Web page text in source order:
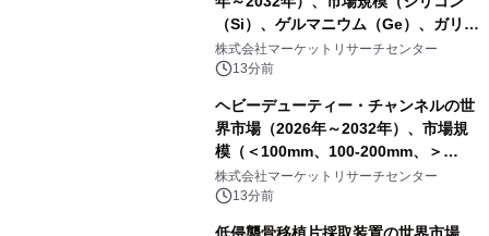
（Si）、ゲルマニウム（Ge）、ガリウ
ムヒ素（GaAs）、炭化ケイ素
（SiC）、窒化ガリウム（GaN））・
株式会社マーケットリサーチセンター
13分前
ヘビーデューティー・チャンネルの世
界市場（2026年～2032年）、市場規
模（＜100mm、100-200mm、＞
200mm）・分析レポートを発表
株式会社マーケットリサーチセンター
13分前